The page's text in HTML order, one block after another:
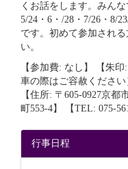
くお話をします。みん
5/24・6・/28・7/26・8/
です。初めて参加され
い。
【参加費: なし】 【朱
車の際はご容赦ください
【住所: 〒605-0927京
町553-4】 【TEL: 075-
行事日程